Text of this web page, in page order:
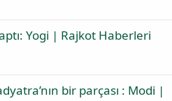
Yogi | Rajkot Haberleri
bir parçası : Modi |